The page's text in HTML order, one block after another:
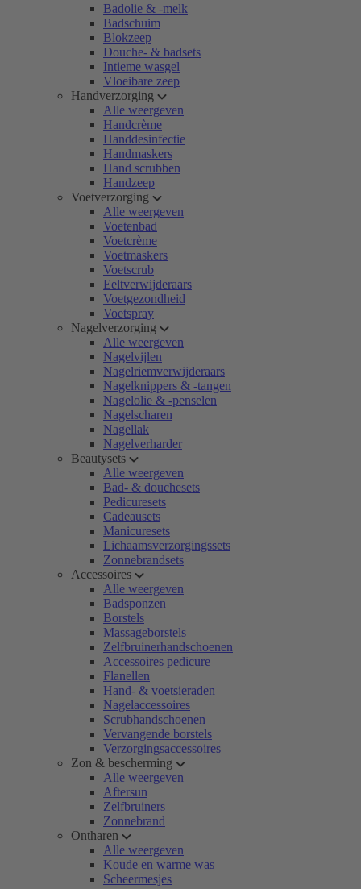
Badolie & -melk
Badschuim
Blokzeep
Douche- & badsets
Intieme wasgel
Vloeibare zeep
Handverzorging
Alle weergeven
Handcrème
Handdesinfectie
Handmaskers
Hand scrubben
Handzeep
Voetverzorging
Alle weergeven
Voetenbad
Voetcrème
Voetmaskers
Voetscrub
Eeltverwijderaars
Voetgezondheid
Voetspray
Nagelverzorging
Alle weergeven
Nagelvijlen
Nagelriemverwijderaars
Nagelknippers & -tangen
Nagelolie & -penselen
Nagelscharen
Nagellak
Nagelverharder
Beautysets
Alle weergeven
Bad- & douchesets
Pedicuresets
Cadeausets
Manicuresets
Lichaamsverzorgingssets
Zonnebrandsets
Accessoires
Alle weergeven
Badsponzen
Borstels
Massageborstels
Zelfbruinerhandschoenen
Accessoires pedicure
Flanellen
Hand- & voetsieraden
Nagelaccessoires
Scrubhandschoenen
Vervangende borstels
Verzorgingsaccessoires
Zon & bescherming
Alle weergeven
Aftersun
Zelfbruiners
Zonnebrand
Ontharen
Alle weergeven
Koude en warme was
Scheermesjes